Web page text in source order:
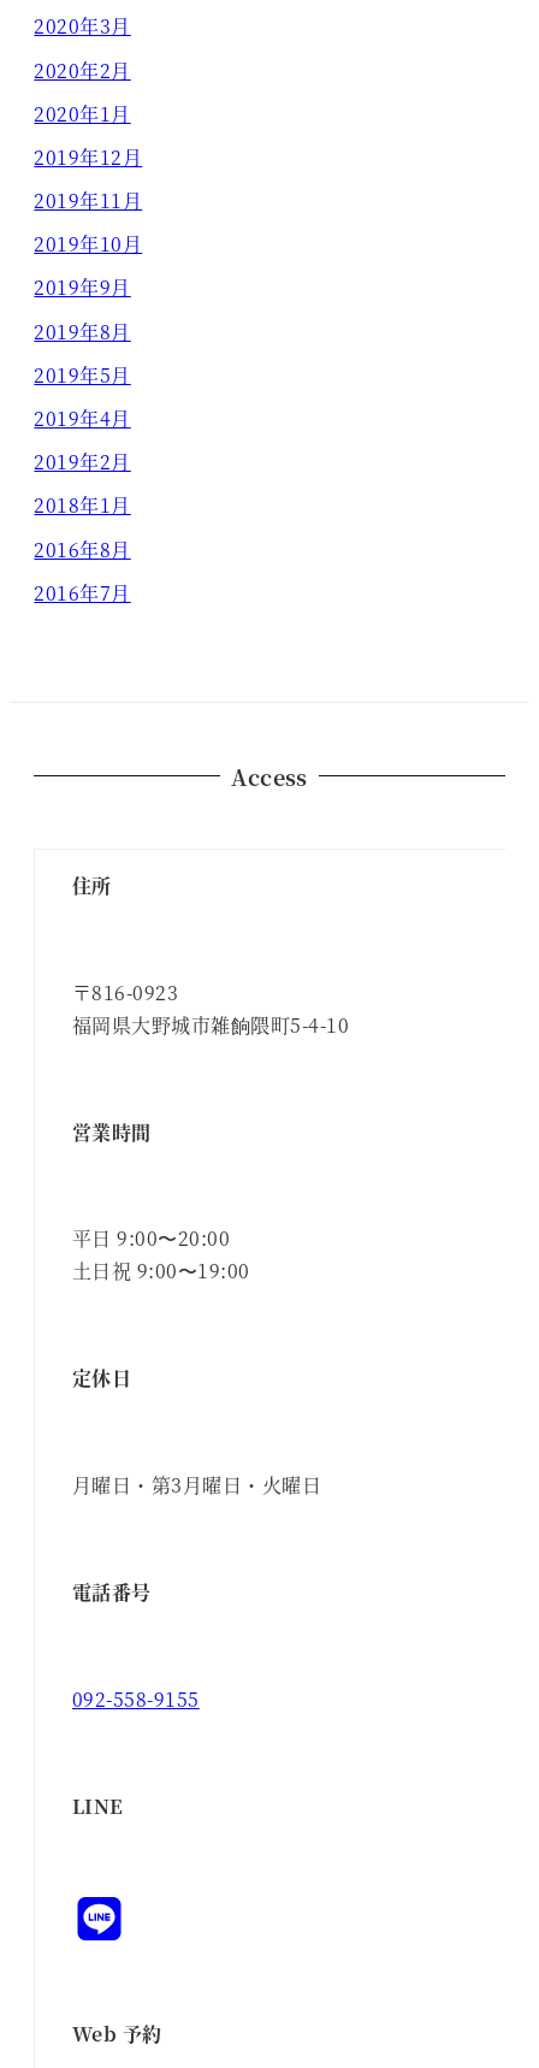
2020年3月
2020年2月
2020年1月
2019年12月
2019年11月
2019年10月
2019年9月
2019年8月
2019年5月
2019年4月
2019年2月
2018年1月
2016年8月
2016年7月
Access
住所
〒816-0923
福岡県大野城市雑餉隈町5-4-10
営業時間
平日 9:00〜20:00
土日祝 9:00〜19:00
定休日
月曜日・第3月曜日・火曜日
電話番号
092-558-9155
LINE
Web 予約